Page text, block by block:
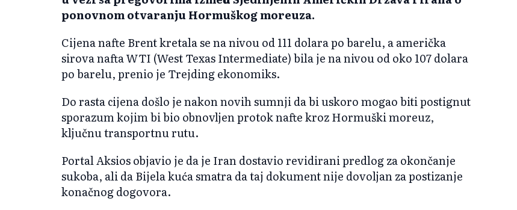
ponovnom otvaranju Hormuškog moreuza.
Cijena nafte Brent kretala se na nivou od 111 dolara po barelu, a američka
sirova nafta WTI (West Texas Intermediate) bila je na nivou od oko 107 dolara
po barelu, prenio je Trejding ekonomiks.
Do rasta cijena došlo je nakon novih sumnji da bi uskoro mogao biti postignut
sporazum kojim bi bio obnovljen protok nafte kroz Hormuški moreuz,
ključnu transportnu rutu.
Portal Aksios objavio je da je Iran dostavio revidirani predlog za okončanje
sukoba, ali da Bijela kuća smatra da taj dokument nije dovoljan za postizanje
konačnog dogovora.